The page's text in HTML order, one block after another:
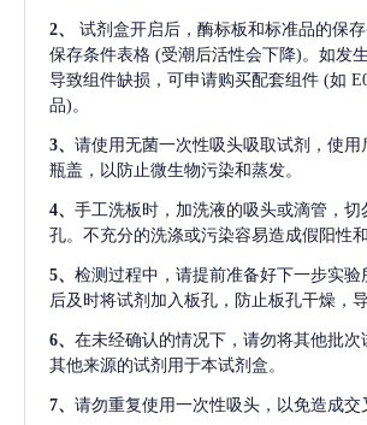
2、
试剂盒开启后，酶标板和标准品的保
保存条件表格 (受潮后活性会下降)。如发
导致组件缺损，可申请购买配套组件 (如
品)。
3、 请使用无菌一次性吸头吸取试剂，使用
瓶盖，以防止微生物污染和蒸发。
4、 手工洗板时，加洗液的吸头或滴管，切
孔。不充分的洗涤或污染容易造成假阳性和
5、 检测过程中，请提前准备好下一步实验
后及时将试剂加入板孔，防止板孔干燥，
6、 在未经确认的情况下，请勿将其他批次
其他来源的试剂用于本试剂盒。
7、 请勿重复使用一次性吸头，以免造成交